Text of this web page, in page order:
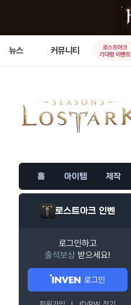
뉴스 커뮤니티
로스트아크
기대평 이벤트
홈 아이템 제작
로스트아크 인벤
로그인하고
출석보상 받으세요!
로그인